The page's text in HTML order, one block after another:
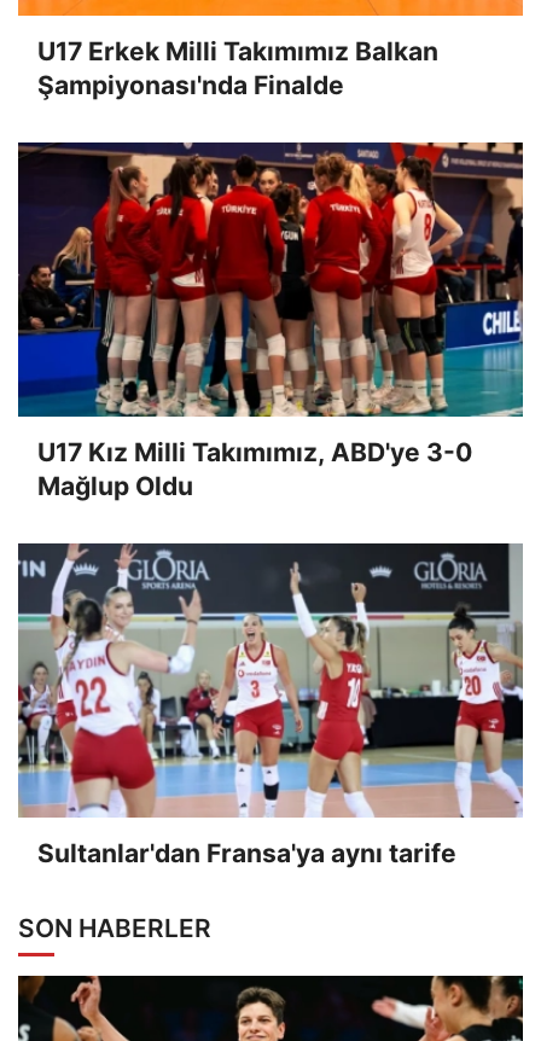
U17 Erkek Milli Takımımız Balkan
Şampiyonası'nda Finalde
U17 Kız Milli Takımımız, ABD'ye 3-0
Mağlup Oldu
Sultanlar'dan Fransa'ya aynı tarife
SON HABERLER